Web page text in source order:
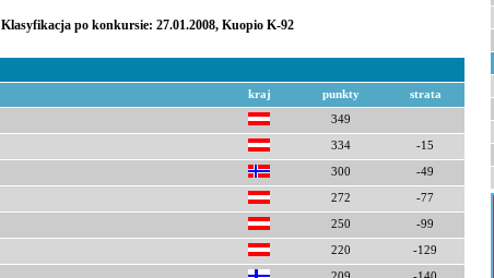
Klasyfikacja po konkursie: 27.01.2008, Kuopio K-92
kraj punkty strata
349
334 -15
300 -49
272 -77
250 -99
220 -129